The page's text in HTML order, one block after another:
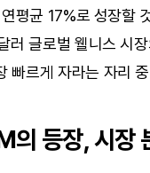
평균 17%로 성장할
러 글로벌 웰니스 시
빠르게 자라는 자리
의 등장, 시장